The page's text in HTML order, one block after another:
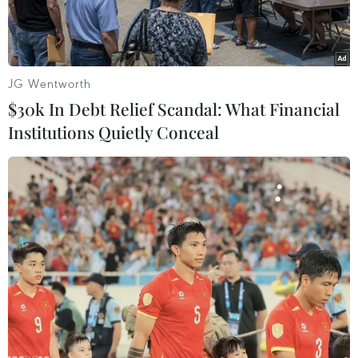
Người dân tham quan và mua món ăn tại các gian hàng ẩm
thực. (Ảnh: Thành Đạt/TTXVN)
Diễn ra từ ngày 11-14/10, Lễ hội văn hóa ẩm
thực Hà Nội 2018 đã thu hút gần 7 vạn lượt
khách tham quan, trải nghiệm, thưởng thức các
JG Wentworth
$30k In Debt Relief Scandal: What Financial
Institutions Quietly Conceal